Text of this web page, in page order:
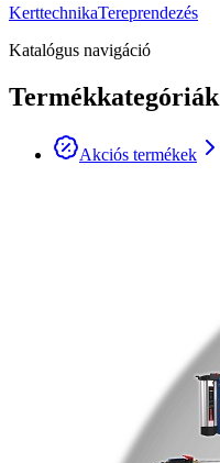
KerttechnikaTereprendezés
Katalógus navigáció
Termékkategóriák
Akciós termékek